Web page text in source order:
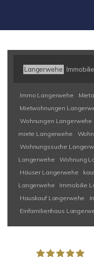
Langerwehe
Immo Langerwehe
Mietwohnungen
Wohnungen Langerwehe
miete Langerwehe
Wohnungssuche
Langerwehe
Wohnung
Häuser Langerwehe
Langerwehe
Immobilie
Hauskauf Langerwehe
Einfamilienhaus